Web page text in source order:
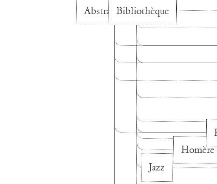
AbstractionBibliothèque
Jazz
Homère